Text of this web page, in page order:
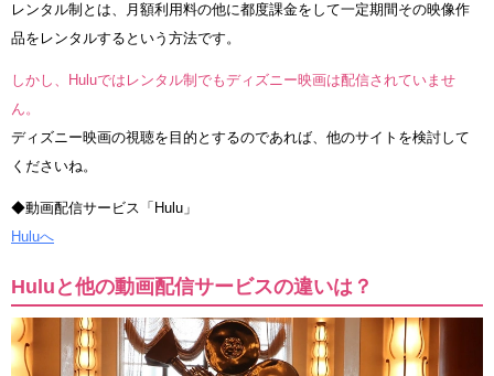
レンタル制とは、月額利用料の他に都度課金をして一定期間その映像作
品をレンタルするという方法です。
しかし、Huluではレンタル制でもディズニー映画は配信されていませ
ん。
ディズニー映画の視聴を目的とするのであれば、他のサイトを検討して
くださいね。
◆動画配信サービス「Hulu」
Huluへ
Huluと他の動画配信サービスの違いは？